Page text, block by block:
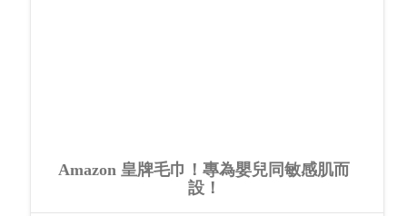
Amazon 皇牌毛巾！專為嬰兒同敏感肌而
設！